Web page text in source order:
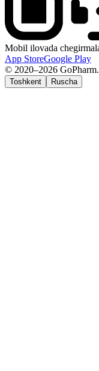
Mobil ilovada
App StoreGoogle Play
© 2020–2026
Toshkent Ruscha